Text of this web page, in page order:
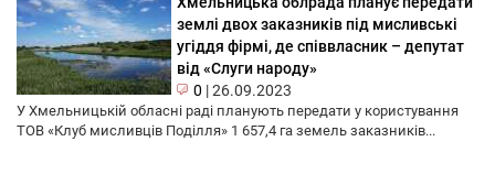
землі двох заказників під мисливські
угіддя фірмі, де співвласник – депутат
від «Слуги народу»
0 |26.09.2023
У Хмельницькій обласні раді планують передати у користування
ТОВ «Клуб мисливців Поділля» 1 657,4 га земель заказників...